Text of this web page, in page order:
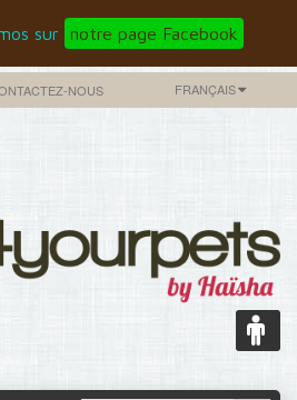
sur notre page Facebook
FRANÇAIS
NOUS